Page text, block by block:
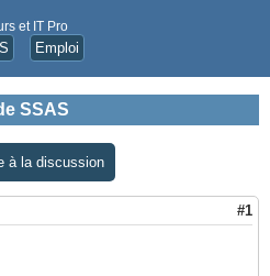
et IT Pro
Emploi
SSAS
à la discussion
#1